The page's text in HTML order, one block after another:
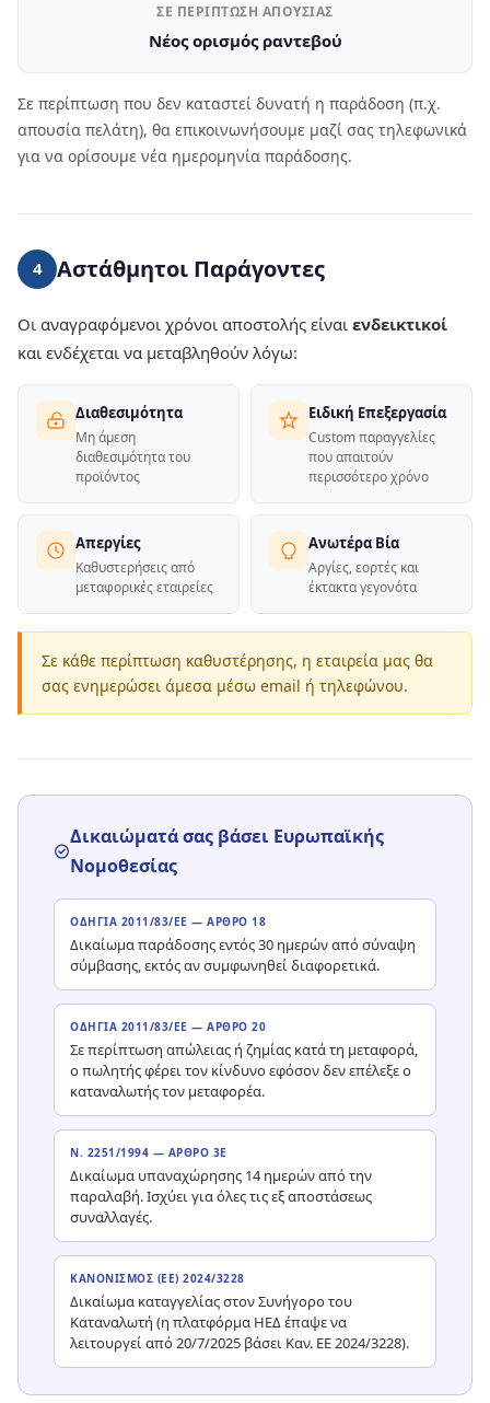
ΣΕ ΠΕΡΊΠΤΩΣΗ ΑΠΟΥΣΊΑΣ
Νέος ορισμός ραντεβού
Σε περίπτωση που δεν καταστεί δυνατή η παράδοση (π.χ.
απουσία πελάτη), θα επικοινωνήσουμε μαζί σας τηλεφωνικά
για να ορίσουμε νέα ημερομηνία παράδοσης.
4 Αστάθμητοι Παράγοντες
Οι αναγραφόμενοι χρόνοι αποστολής είναι ενδεικτικοί
και ενδέχεται να μεταβληθούν λόγω:
Διαθεσιμότητα
Μη άμεση
διαθεσιμότητα του
προϊόντος
Ειδική Επεξεργασία
Custom παραγγελίες
που απαιτούν
περισσότερο χρόνο
Απεργίες
Καθυστερήσεις από
μεταφορικές εταιρείες
Ανωτέρα Βία
Αργίες, εορτές και
έκτακτα γεγονότα
Σε κάθε περίπτωση καθυστέρησης, η εταιρεία μας θα
σας ενημερώσει άμεσα μέσω email ή τηλεφώνου.
Δικαιώματά σας βάσει Ευρωπαϊκής
Νομοθεσίας
ΟΔΗΓΊΑ 2011/83/ΕΕ — ΆΡΘΡΟ 18
Δικαίωμα παράδοσης εντός 30 ημερών από σύναψη
σύμβασης, εκτός αν συμφωνηθεί διαφορετικά.
ΟΔΗΓΊΑ 2011/83/ΕΕ — ΆΡΘΡΟ 20
Σε περίπτωση απώλειας ή ζημίας κατά τη μεταφορά,
ο πωλητής φέρει τον κίνδυνο εφόσον δεν επέλεξε ο
καταναλωτής τον μεταφορέα.
Ν. 2251/1994 — ΆΡΘΡΟ 3Ε
Δικαίωμα υπαναχώρησης 14 ημερών από την
παραλαβή. Ισχύει για όλες τις εξ αποστάσεως
συναλλαγές.
ΚΑΝΟΝΙΣΜΌΣ (ΕΕ) 2024/3228
Δικαίωμα καταγγελίας στον Συνήγορο του
Καταναλωτή (η πλατφόρμα ΗΕΔ έπαψε να
λειτουργεί από 20/7/2025 βάσει Καν. ΕΕ 2024/3228).